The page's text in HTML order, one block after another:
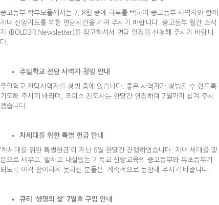
중고등부 학부모들께서는 7, 8월 중에 하루를 택하여 중고등부 사역자와 함께
자녀 신앙지도를 위한 면담시간을 가져 주시기 바랍니다. 중고등부 월간 소식
지 (BOLD3R Newsletter)를 참고하셔서 면담 일정을 신청해 주시기 바랍니
다.
주일학교 전담 사역자 청빙 안내
주일학교 전담사역자를 청빙 중에 있습니다. 좋은 사역자가 청빙될 수 있도록
기도해 주시기 바라며, 조이스 전도사는 한달간 연장하여 7월까지 섬겨 주시
겠습니다.
차세대를 위한 특별 헌금 안내
‘차세대를 위한 특별헌금’이 지난 6월 한달간 진행하였습니다. 자녀 세대를 믿
음으로 세우고, 알차고 내실있는 기독교 신앙교육의 중고등부와 유초등부가
되도록 아직 참여하지 못하신 분들은 계속적으로 동참해 주시기 바랍니다.
큐티 ‘생명의 삶’ 7월호 구입 안내